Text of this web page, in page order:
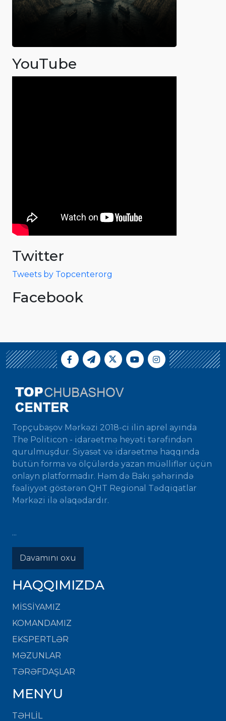
YouTube
Twitter
Tweets by Topcenterorg
Facebook
Topçubaşov Mərkəzi 2018-ci ilin aprel ayında
The Politicon - idarəetmə heyəti tərəfindən
qurulmuşdur. Siyasət və idarəetmə haqqında
bütün forma və ölçülərdə yazan müəlliflər üçün
onlayn platformadır. Həm də Bakı şəhərində
fəaliyyət göstərən QHT Regional Tədqiqatlar
Mərkəzi ilə əlaqədardır.
...
Davamını oxu
HAQQIMIZDA
MISSIYAMIZ
KOMANDAMIZ
EKSPERTLƏR
MƏZUNLAR
TƏRƏFDAŞLAR
MENYU
TƏHLİL